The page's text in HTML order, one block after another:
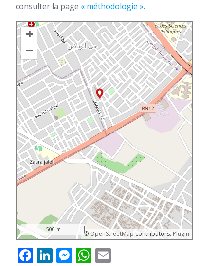
consulter la page « méthodologie ».
+
–
© OpenStreetMap contributors. Plugin
500 m
Facebook
LinkedIn
Messenger
WhatsApp